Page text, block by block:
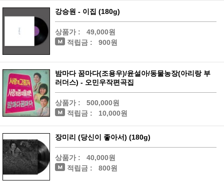
강승원 - 이집 (180g)
상품가 :
49,000원
적립금 :
900원
밤마다 꿈마다(조용우)/윤설아/동물농장(아리랑 부
러더스) - 오민우작편곡집
상품가 :
500,000원
적립금 :
10,000원
장미리 (당신이 좋아서) (180g)
상품가 :
40,000원
적립금 :
800원